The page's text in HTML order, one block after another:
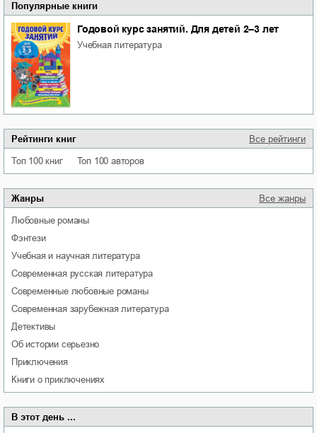
Популярные книги
Годовой курс занятий. Для детей 2–3 лет
учебная литература
Рейтинги книг Все рейтинги
Топ 100 книг Топ 100 авторов
Жанры Все жанры
любовные романы
фэнтези
учебная и научная литература
современная русская литература
современные любовные романы
современная зарубежная литература
детективы
об истории серьезно
приключения
книги о приключениях
В этот день ...